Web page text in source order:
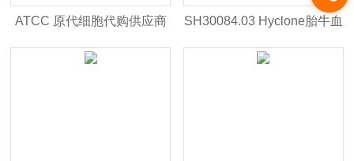
ATCC 原代细胞代购供应商 SH30084.03 Hyclone胎牛血
清